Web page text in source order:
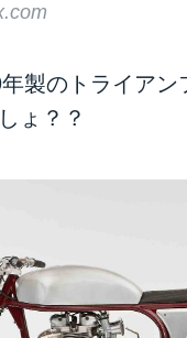
製のトライアン
ょ？？